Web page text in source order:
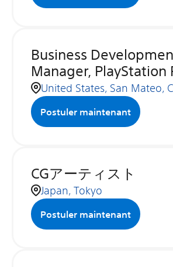
Business
Manager, PlayStation
United States, San Mateo,
Postuler maintenant
CGアーティスト
Japan, Tokyo
Postuler maintenant